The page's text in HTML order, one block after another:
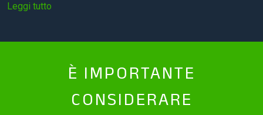
Leggi tutto
È IMPORTANTE
CONSIDERARE